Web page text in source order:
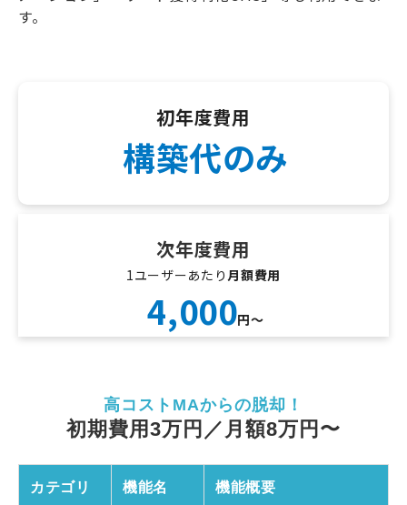
す。
初年度費用
構築代のみ
次年度費用
1ユーザーあたり 月額費用
4,000円〜
高コストMAからの脱却！
初期費用3万円／月額8万円〜
カテゴリ 機能名 機能概要